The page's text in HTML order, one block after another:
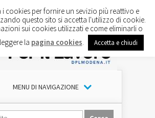
MENU DI NAVIGAZIONE
i cookies per fornire un sevizio più reattivo e
questo sito si accetta l'utilizzo di cookie.
sui cookies utilizzati e come eliminarli o
la pagina cookies Accetta e chiudi